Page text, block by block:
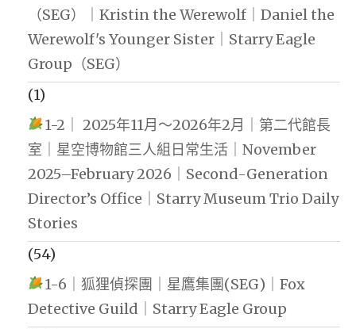
（SEG）｜Kristin the Werewolf｜Daniel the
Werewolf's Younger Sister｜Starry Eagle
Group（SEG）
(1)
1-2｜ 2025年11月～2026年2月｜第二代館長
室｜星空博物館三人組日常生活｜November
2025–February 2026｜Second-Generation
Director’s Office｜Starry Museum Trio Daily
Stories
(54)
1-6｜狐狸偵探團｜星鷹集團(SEG)｜Fox
Detective Guild｜Starry Eagle Group